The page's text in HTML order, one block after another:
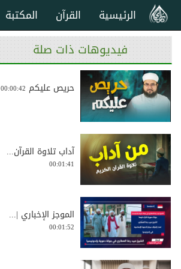
المكتبة القرآن الرئيسية
فيديوهات ذات صلة
حريص عليكم 00:00:42
آداب تلاوة القرآن...
00:01:41
الموجز الإخباري |...
00:01:52